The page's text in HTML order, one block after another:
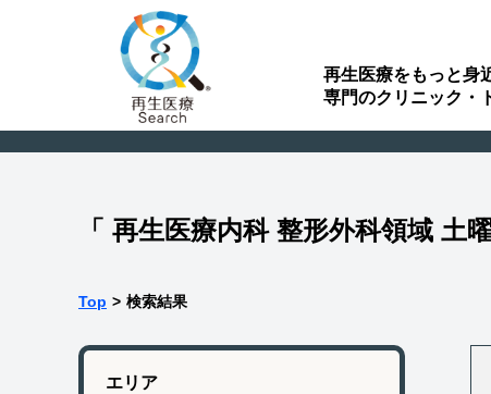
再生医療をもっと身
専門のクリニック・
「 再生医療内科 整形外科領域
Top > 検索結果
エリア